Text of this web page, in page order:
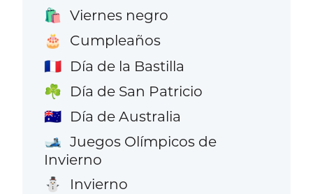
🛍️ Viernes negro
🎂 Cumpleaños
🇫🇷 Día de la Bastilla
☘️ Día de San Patricio
🇦🇺 Día de Australia
🎿 Juegos Olímpicos de
Invierno
⛄ Invierno